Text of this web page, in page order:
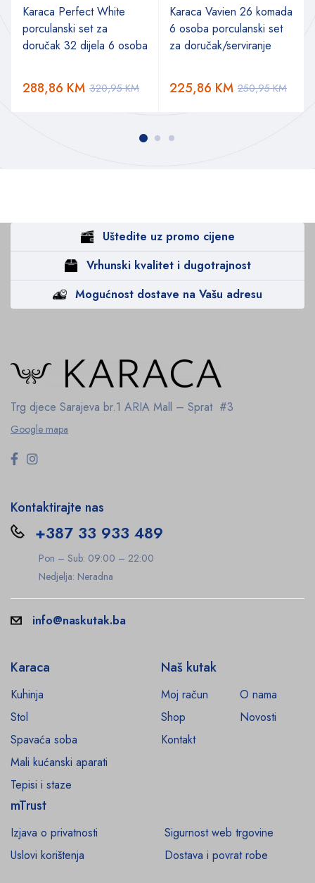
Karaca Perfect White
porculanski set za
doručak 32 dijela 6 osoba
320,95KM
288,86 KM
Karaca Vavien 26 komada
6 osoba porculanski set
za doručak/serviranje
250,95KM
225,86 KM
Uštedite uz promo cijene
Vrhunski kvalitet i dugotrajnost
Mogućnost dostave na Vašu adresu
Trg djece Sarajeva br.1 ARIA Mall – Sprat #3
Google mapa
Kontaktirajte nas
+387 33 933 489
Pon – Sub: 09:00 – 22:00
Nedjelja: Neradna
info@naskutak.ba
Karaca
Kuhinja
Stol
Spavaća soba
Mali kućanski aparati
Tepisi i staze
Naš kutak
Moj račun
O nama
Shop
Novosti
Kontakt
mTrust
Izjava o privatnosti
Sigurnost web trgovine
Uslovi korištenja
Dostava i povrat robe